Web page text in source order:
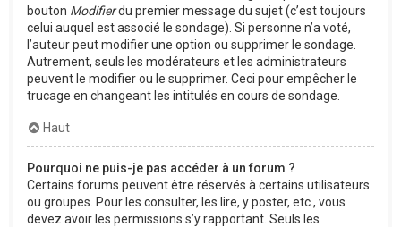
bouton Modifierdu premier message du sujet (c’est toujours
celui auquel est associé le sondage). Si personne n’a voté,
l’auteur peut modifier une option ou supprimer le sondage.
Autrement, seuls les modérateurs et les administrateurs
peuvent le modifier ou le supprimer. Ceci pour empêcher le
trucage en changeant les intitulés en cours de sondage.
Haut
Pourquoi ne puis-je pas accéder à un forum ?
Certains forums peuvent être réservés à certains utilisateurs
ou groupes. Pour les consulter, les lire, y poster, etc., vous
devez avoir les permissions s’y rapportant. Seuls les